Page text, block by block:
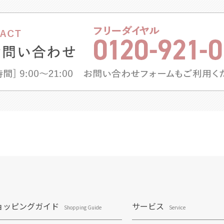
ッピングガイド Shopping Guide サービス Service